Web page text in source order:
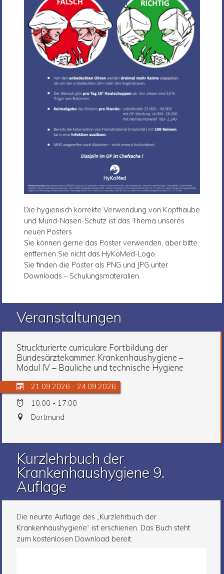
Die hygienisch korrekte Verwendung von Kopfhaube
und Mund-Nasen-Schutz ist das Thema unseres
neuen Posters.
Sie können gerne das Poster verwenden, aber bitte
entfernen Sie nicht das HyKoMed-Logo.
Sie finden die Poster als PNG und JPG unter
Downloads – Schulungsmateralien.
Veranstaltungen
Struckturierte curriculare Fortbildung der
Bundesärztekammer: Krankenhaushygiene –
Modul IV – Bauliche und technische Hygiene
21.09.2026 - 24.09.2026
10:00 - 17:00
Dortmund
Kurzlehrbuch der
Krankenhaushygiene 9.
Auflage
Die neunte Auflage des „Kurzlehrbuch der
Krankenhaushygiene“ ist erschienen. Das Buch steht
zum kostenlosen Download bereit.